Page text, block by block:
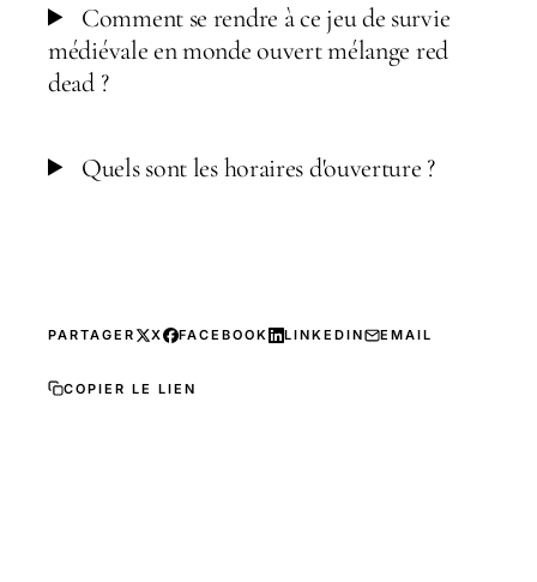
Comment se rendre à ce jeu de survie
médiévale en monde ouvert mélange red
dead ?
Quels sont les horaires d'ouverture ?
PARTAGER X FACEBOOK LINKEDIN EMAIL
COPIER LE LIEN